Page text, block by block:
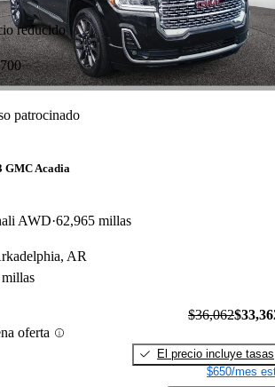
reducido
patrocinado
GMC Acadia
AWD 62,965 millas
AR
millas
oferta
$36,062
El precio incluye tasas
$650/mes